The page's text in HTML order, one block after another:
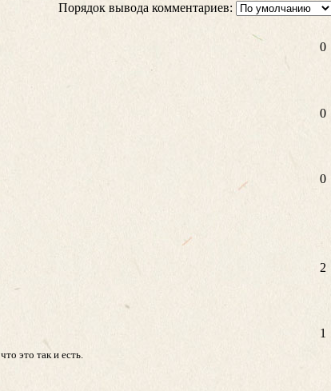
Порядок вывода комментариев:
0
0
0
2
1
это так и есть.